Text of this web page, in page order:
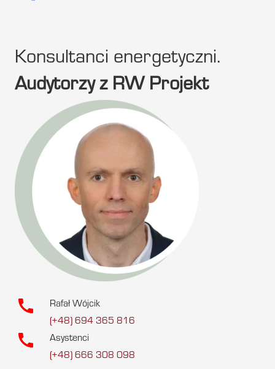
Konsultanci energetyczni.
Audytorzy z RW Projekt
call
Rafał Wójcik
(+48) 694 365 816
call
Asystenci
(+48) 666 308 098